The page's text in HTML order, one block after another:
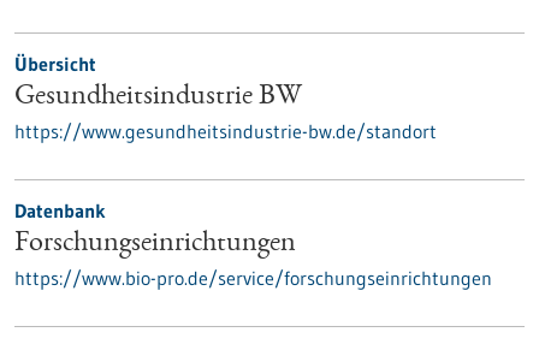
Übersicht
Gesundheitsindustrie BW
https://www.gesundheitsindustrie-bw.de/standort
Datenbank
Forschungseinrichtungen
https://www.bio-pro.de/service/forschungseinrichtungen